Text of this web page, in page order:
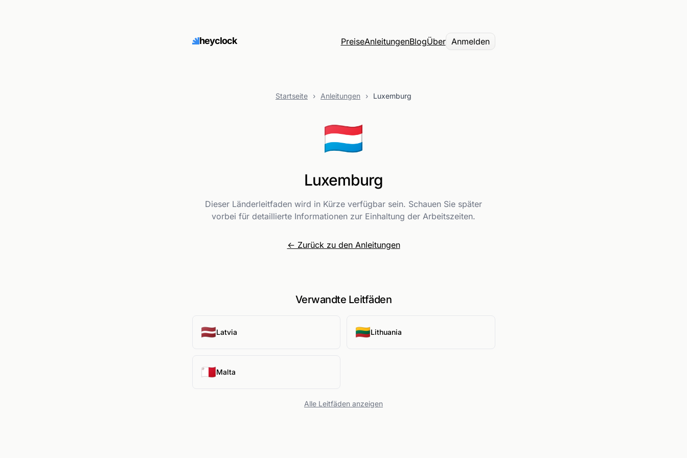
heyclock PreiseAnleitungenBlogÜber Anmelden
Startseite › Anleitungen › Luxemburg
🇱🇺
Luxemburg
Dieser Länderleitfaden wird in Kürze verfügbar sein. Schauen Sie später
vorbei für detaillierte Informationen zur Einhaltung der Arbeitszeiten.
← Zurück zu den Anleitungen
Verwandte Leitfäden
🇱🇻Latvia 🇱🇹Lithuania
🇲🇹Malta
Alle Leitfäden anzeigen